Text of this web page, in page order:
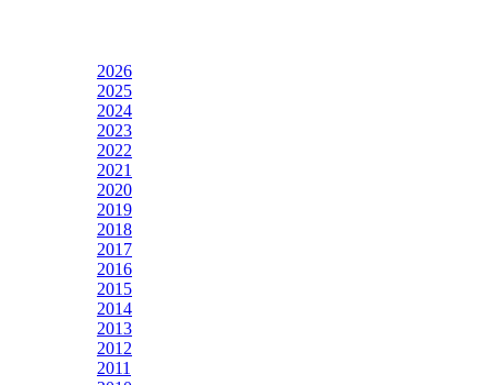
2026
2025
2024
2023
2022
2021
2020
2019
2018
2017
2016
2015
2014
2013
2012
2011